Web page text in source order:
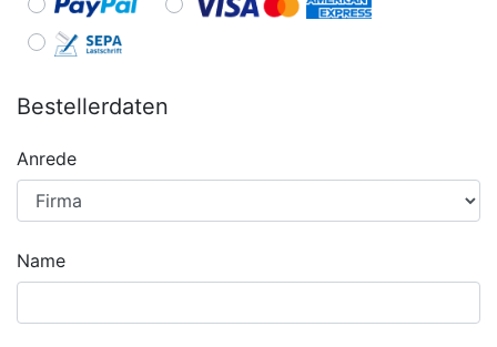
Bestellerdaten
Anrede
Name